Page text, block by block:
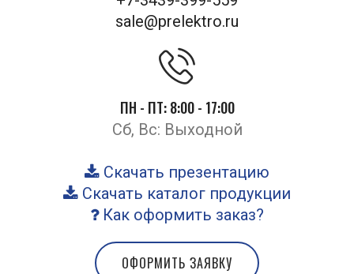
sale@prelektro.ru
ПН - ПТ: 8:00 - 17:00
Сб, Вс: Выходной
Скачать презентацию
Скачать каталог продукции
Как оформить заказ?
ОФОРМИТЬ ЗАЯВКУ